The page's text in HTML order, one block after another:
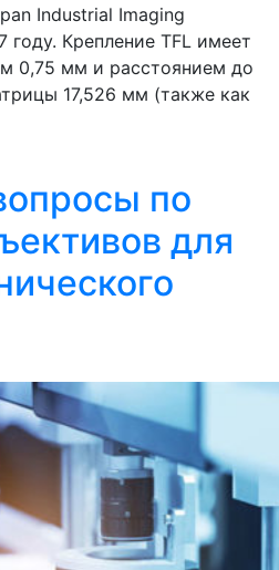
Industrial Imaging
году. Крепление TFL имеет
0,75 мм и расстоянием до
17,526 мм (также как
по
для